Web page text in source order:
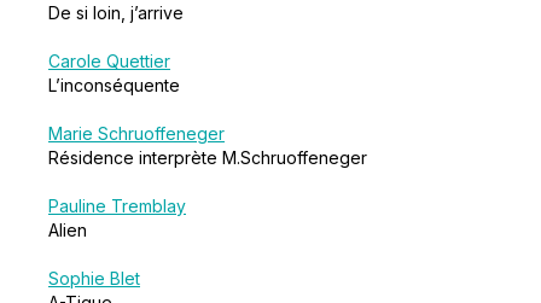
De si loin, j’arrive
Carole Quettier
L’inconséquente
Marie Schruoffeneger
Résidence interprète M.Schruoffeneger
Pauline Tremblay
Alien
Sophie Blet